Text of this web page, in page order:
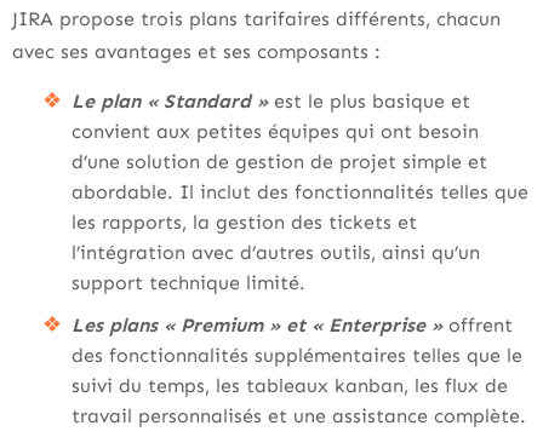
JIRA propose trois plans tarifaires différents, chacun
avec ses avantages et ses composants :
Le plan « Standard »est le plus basique et
convient aux petites équipes qui ont besoin
d’une solution de gestion de projet simple et
abordable. Il inclut des fonctionnalités telles que
les rapports, la gestion des tickets et
l’intégration avec d’autres outils, ainsi qu’un
support technique limité.
Les plans « Premium » et « Enterprise »offrent
des fonctionnalités supplémentaires telles que le
suivi du temps, les tableaux kanban, les flux de
travail personnalisés et une assistance complète.